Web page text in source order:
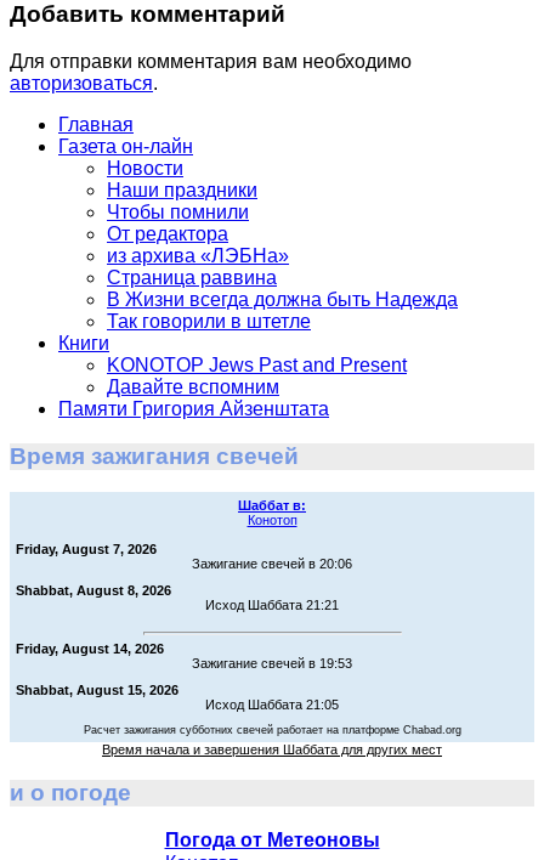
Добавить комментарий
Для отправки комментария вам необходимо
авторизоваться.
Главная
Газета он-лайн
Новости
Наши праздники
Чтобы помнили
От редактора
из архива «ЛЭБНа»
Страница раввина
В Жизни всегда должна быть Надежда
Так говорили в штетле
Книги
KONOTOP Jews Past and Present
Давайте вспомним
Памяти Григория Айзенштата
Время зажигания свечей
Шаббат в:
Конотоп
Friday, August 7, 2026
Зажигание свечей в 20:06
Shabbat, August 8, 2026
Исход Шаббата 21:21
Friday, August 14, 2026
Зажигание свечей в 19:53
Shabbat, August 15, 2026
Исход Шаббата 21:05
Расчет зажигания субботних свечей работает на платформе Chabad.org
Время начала и завершения Шаббата для других мест
и о погоде
Погода от Метеоновы